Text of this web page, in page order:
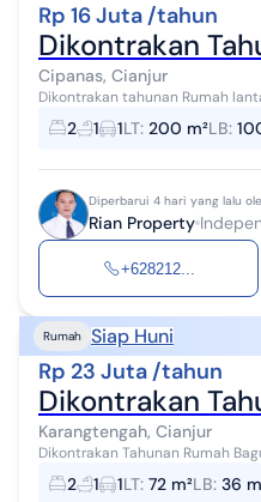
Rp 16 Juta /tahun
Dikontrakan
Cipanas, Cianjur
Dikontrakan tahunan Rumah lantai
16 jt / tahun WA: 0821xxxxxxxx Cocok dihuni Cocok jd tempat usaha
Halaman luas Ka...
2 1 1LT: 200 m²LB:
Diperbarui 4 hari yang lalu
Rian Property
+628212...
Rumah Siap Huni
Rp 23 Juta /tahun
Dikontrakan
Karangtengah, Cianjur
Dikontrakan Tahunan Rumah Bagus siap huni
WA: 0821xxxxxxxx Kamar tidur 2 Kamar mandi 1 Dapur Carpot Ruang
tamu #kontrakanc...
2 1 1LT: 72 m²LB: 36